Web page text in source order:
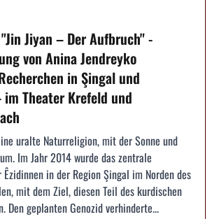
Jiyan – Der Aufbruch" -
von Anina Jendreyko
in Şingal und
Theater Krefeld und
uralte Naturreligion, mit der Sonne und
Im Jahr 2014 wurde das zentrale
in der Region Şingal im Norden des
mit dem Ziel, diesen Teil des kurdischen
Den geplanten Genozid verhinderte...